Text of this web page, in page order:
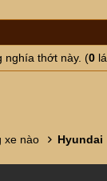
nghía thớt này. (0
xe nào Hyundai